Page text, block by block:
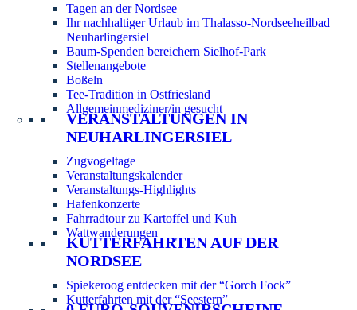
Tagen an der Nordsee
Ihr nachhaltiger Urlaub im Thalasso-Nordseeheilbad
Neuharlingersiel
Baum-Spenden bereichern Sielhof-Park
Stellenangebote
Boßeln
Tee-Tradition in Ostfriesland
Allgemeinmediziner/in gesucht
VERANSTALTUNGEN IN
NEUHARLINGERSIEL
Zugvogeltage
Veranstaltungskalender
Veranstaltungs-Highlights
Hafenkonzerte
Fahrradtour zu Kartoffel und Kuh
Wattwanderungen
KUTTERFAHRTEN AUF DER
NORDSEE
Spiekeroog entdecken mit der “Gorch Fock”
Kutterfahrten mit der “Seestern”